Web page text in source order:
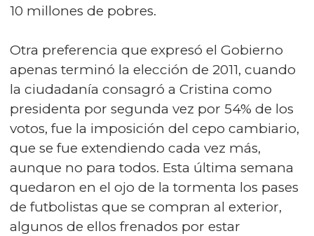
10 millones de pobres.
Otra preferencia que expresó el Gobierno
apenas terminó la elección de 2011, cuando
la ciudadanía consagró a Cristina como
presidenta por segunda vez por 54% de los
votos, fue la imposición del cepo cambiario,
que se fue extendiendo cada vez más,
aunque no para todos. Esta última semana
quedaron en el ojo de la tormenta los pases
de futbolistas que se compran al exterior,
algunos de ellos frenados por estar